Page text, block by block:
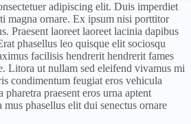
adipiscing elit. Duis imperdiet
magna ornare. Ex ipsum nisi porttitor
Praesent laoreet laoreet lacinia dapibus
phasellus leo quisque elit sociosqu
facilisis hendrerit hendrerit fames
Litora ut nullam sed eleifend vivamus mi
condimentum feugiat eros vehicula
praesent eros urna aptent
phasellus elit dui senectus ornare